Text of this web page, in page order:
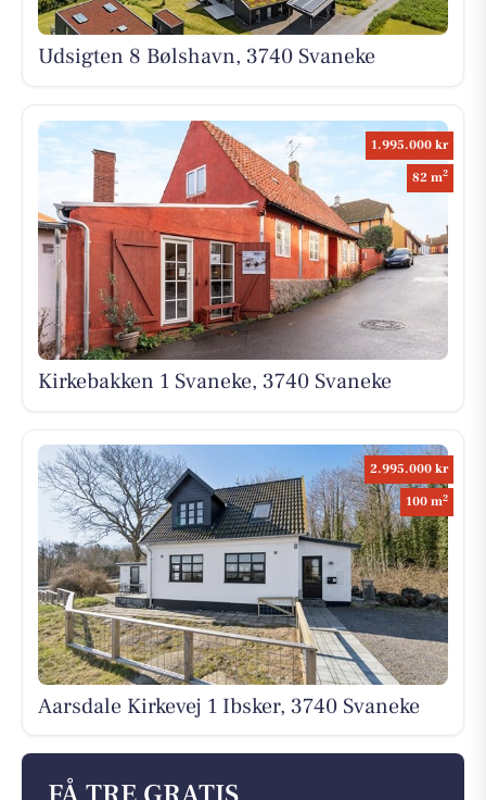
Udsigten 8 Bølshavn, 3740 Svaneke
1.995.000 kr
82 m2
Kirkebakken 1 Svaneke, 3740 Svaneke
2.995.000 kr
100 m2
Aarsdale Kirkevej 1 Ibsker, 3740 Svaneke